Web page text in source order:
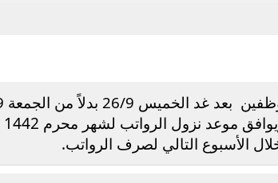
26/9 بدلاً من الجمعة 27/9
الأسبوع التالي لصرف الرواتب.